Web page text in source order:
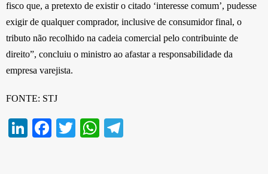
fisco que, a pretexto de existir o citado ‘interesse comum’, pudesse
exigir de qualquer comprador, inclusive de consumidor final, o
tributo não recolhido na cadeia comercial pelo contribuinte de
direito”, concluiu o ministro ao afastar a responsabilidade da
empresa varejista.
FONTE: STJ
Li
Fa T
W